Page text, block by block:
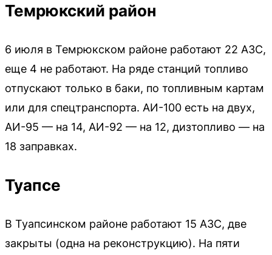
Темрюкский район
6 июля в Темрюкском районе работают 22 АЗС,
еще 4 не работают. На ряде станций топливо
отпускают только в баки, по топливным картам
или для спецтранспорта. АИ-100 есть на двух,
АИ-95 — на 14, АИ-92 — на 12, дизтопливо — на
18 заправках.
Туапсе
В Туапсинском районе работают 15 АЗС, две
закрыты (одна на реконструкцию). На пяти